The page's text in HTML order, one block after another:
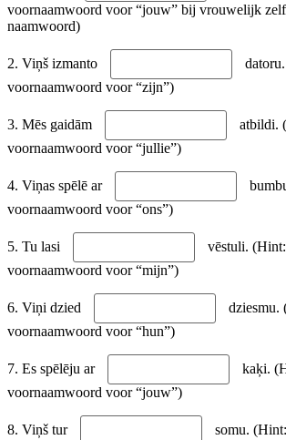
voornaamwoord voor “jouw” bij vrouwelijk
naamwoord)
2. Viņš izmanto
voornaamwoord voor “zijn”)
3. Mēs gaidām
atbildi.
voornaamwoord voor “jullie”)
4. Viņas spēlē ar
voornaamwoord voor “ons”)
5. Tu lasi
vēstuli.
voornaamwoord voor “mijn”)
6. Viņi dzied
dziesmu.
voornaamwoord voor “hun”)
7. Es spēlēju ar
kaķi.
voornaamwoord voor “jouw”)
8. Viņš tur
somu.